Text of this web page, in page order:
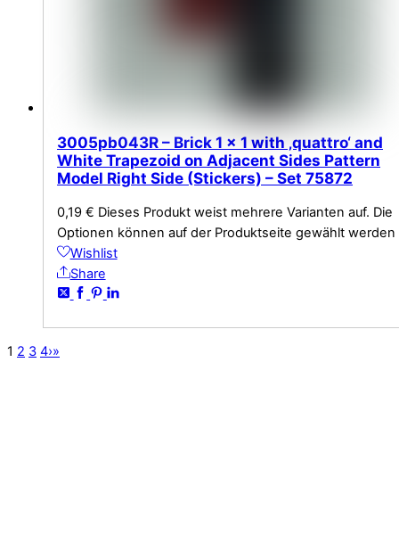
3005pb043R – Brick 1 x 1 with ‚quattro‘ and
White Trapezoid on Adjacent Sides Pattern
Model Right Side (Stickers) – Set 75872
0,19 € Dieses Produkt weist mehrere Varianten auf. Die
Optionen können auf der Produktseite gewählt werden
Wishlist
Share
1 2 3 4›»